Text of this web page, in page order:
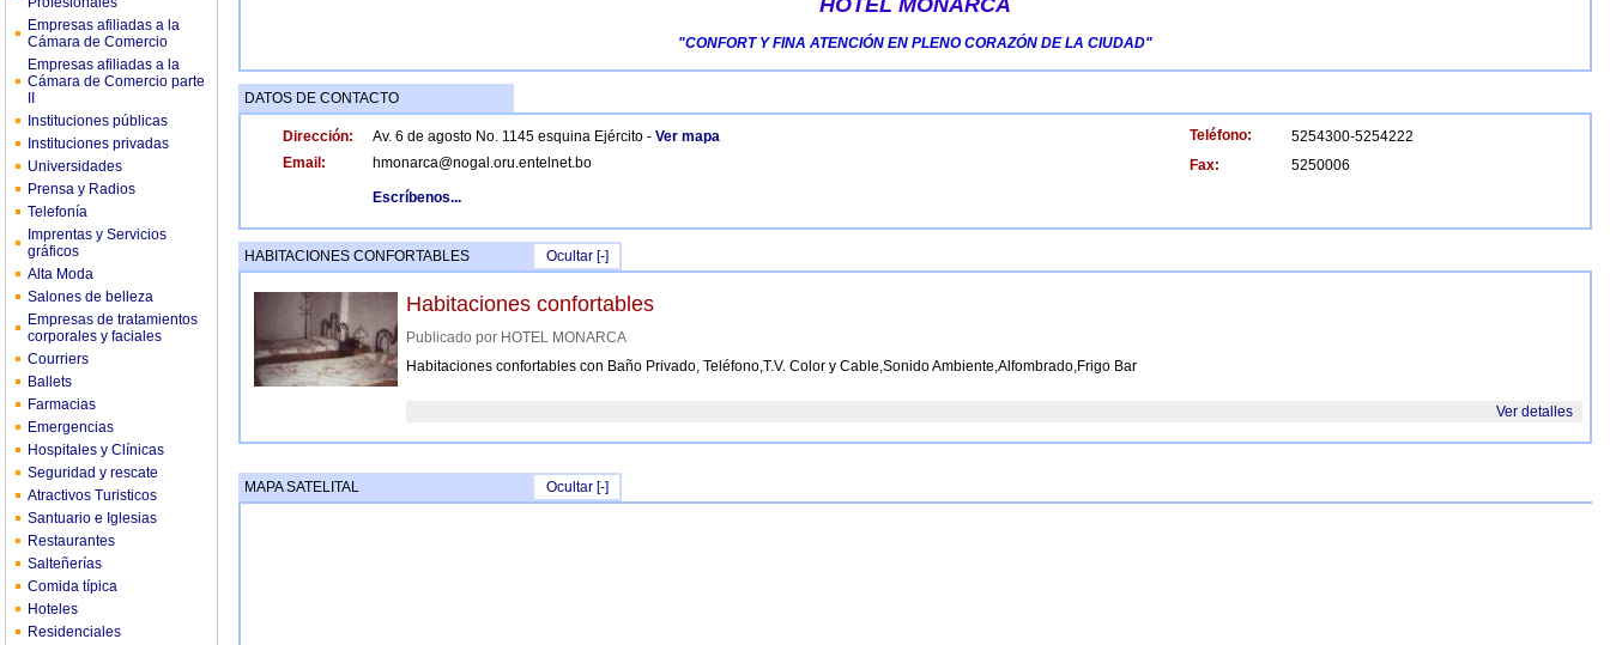
Empresas afiliadas a la
Cámara de Comercio
Empresas afiliadas a la
Cámara de Comercio parte
Instituciones públicas
Instituciones privadas
Universidades
Prensa y Radios
Telefonía
Imprentas y Servicios
gráficos
Alta Moda
Salones de belleza
Empresas de tratamientos
corporales y faciales
Courriers
Ballets
Farmacias
Emergencias
Hospitales y Clínicas
Seguridad y rescate
Atractivos Turisticos
Santuario e Iglesias
Restaurantes
Salteñerías
Comida típica
Hoteles
Residenciales
HOTEL MONARCA
"CONFORT Y FINA ATENCIÓN EN PLENO CORAZÓN DE LA CIUDAD"
DATOS DE CONTACTO
Dirección: Av. 6 de agosto No. 1145 esquina Ejército - Ver mapa Teléfono:
5254300-5254222
Email:
hmonarca@nogal.oru.entelnet.bo Fax:
5250006
Escríbenos...
HABITACIONES CONFORTABLES Ocultar [-]
Habitaciones confortables
Publicado por HOTEL MONARCA
Habitaciones confortables con Baño Privado, Teléfono,T.V. Color y Cable,Sonido Ambiente,Alfombrado,Frigo Bar
Ver detalles
MAPA SATELITAL Ocultar [-]